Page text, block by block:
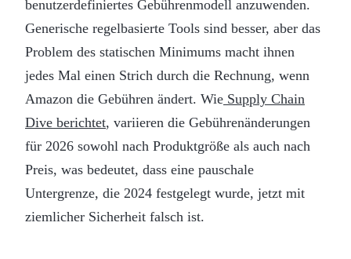
benutzerdefiniertes Gebührenmodell anzuwenden.
Generische regelbasierte Tools sind besser, aber das
Problem des statischen Minimums macht ihnen
jedes Mal einen Strich durch die Rechnung, wenn
Amazon die Gebühren ändert. Wie Supply Chain
Dive berichtet, variieren die Gebührenänderungen
für 2026 sowohl nach Produktgröße als auch nach
Preis, was bedeutet, dass eine pauschale
Untergrenze, die 2024 festgelegt wurde, jetzt mit
ziemlicher Sicherheit falsch ist.